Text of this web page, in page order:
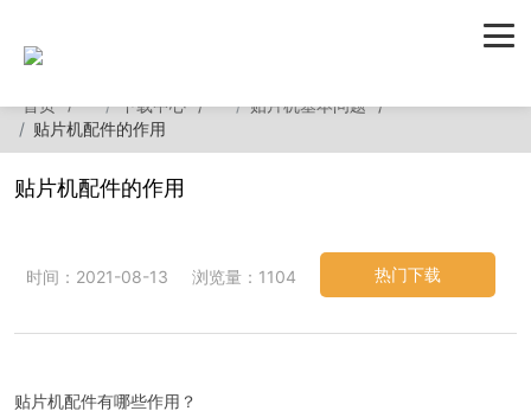
首页 下载中心
贴片机基本问题
贴片机配件的作用
贴片机配件的作用
时间：2021-08-13 浏览量：1104 热门下载
贴片机配件有哪些作用？